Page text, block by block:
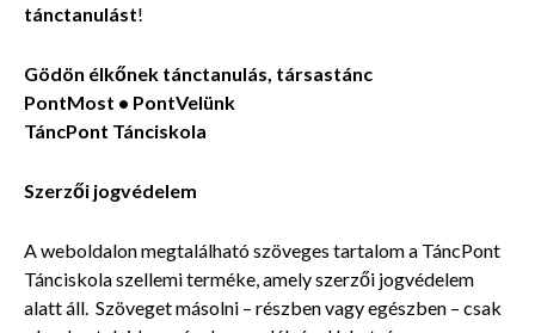
tánctanulást!
Gödön élkőnek tánctanulás, társastánc
PontMost • PontVelünk
TáncPont Tánciskola
Szerzői jogvédelem
A weboldalon megtalálható szöveges tartalom a TáncPont
Tánciskola szellemi terméke, amely szerzői jogvédelem
alatt áll. Szöveget másolni – részben vagy egészben – csak